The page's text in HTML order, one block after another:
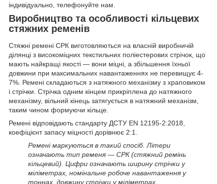
індивідуально, телефонуйте нам.
Виробництво та особливості кільцевих
стяжних ременів
Стяжні ремені СРК виготовляються на власній виробничій
ділянці з високоміцних текстильних поліестерових стрічок, що
мають найкращі якості — вони міцні, а збільшення їхньої
довжини при максимальних навантаженнях не перевищує 4-
7%. Ремені складаються з натяжного механізму з храповиком
і стрічки. Стрічка одним кінцем прикріплена до натяжного
механізму, вільний кінець затягується в натяжний механізм,
таким чином формуючи кільце.
Ремені відповідають стандарту ДСТУ EN 12195-2:2018,
коефіцієнт запасу міцності дорівнює 2:1.
Ремені маркуються в такий спосіб. Літери
означають тип ременя — СРК (стяжний ремінь
кільцевий). Цифри означають ширину стрічки у
міліметрах, номінальне робоче навантаження у
тоннах, довжину стрічки у міліметрах.